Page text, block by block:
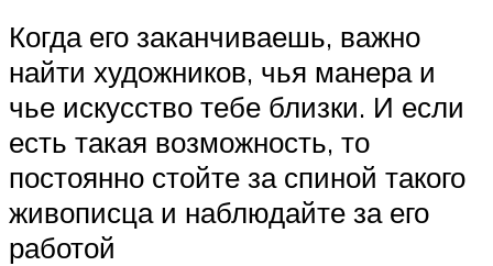
Когда его заканчиваешь, важно
найти художников, чья манера и
чье искусство тебе близки. И если
есть такая возможность, то
постоянно стойте за спиной такого
живописца и наблюдайте за его
работой